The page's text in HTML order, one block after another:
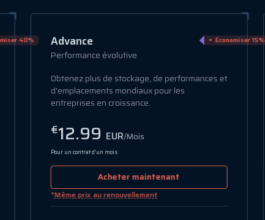
40% Advance
Performance évolutive
Économiser 15%
Obtenez plus de stockage, de performances et
d'emplacements mondiaux pour les
entreprises en croissance.
€12.99 EUR/Mois
Pour un contrat d’un mois
Acheter maintenant
*Même prix au renouvellement